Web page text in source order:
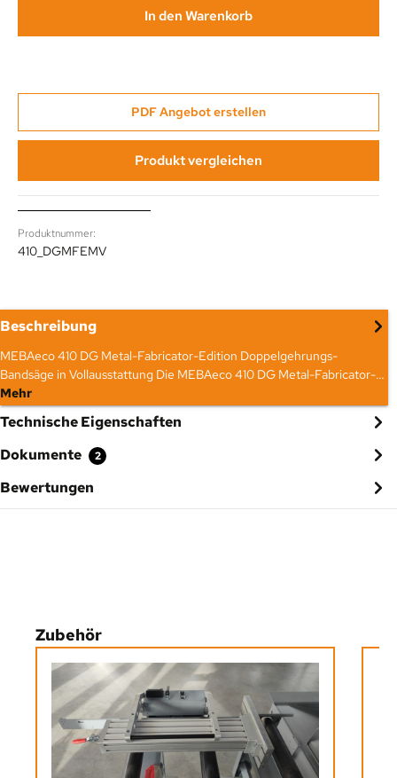
In den Warenkorb
PDF Angebot erstellen
Produkt vergleichen
Produktnummer:
410_DGMFEMV
Beschreibung
MEBAeco 410 DG Metal-Fabricator-Edition Doppelgehrungs-
Bandsäge in Vollausstattung Die MEBAeco 410 DG Metal-Fabricator-…
Mehr
Technische Eigenschaften
Dokumente
2
Bewertungen
Produktgalerie überspringen
Zubehör